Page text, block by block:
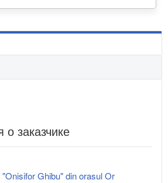
заказчике
"Onisifor Ghibu" din orasul Or